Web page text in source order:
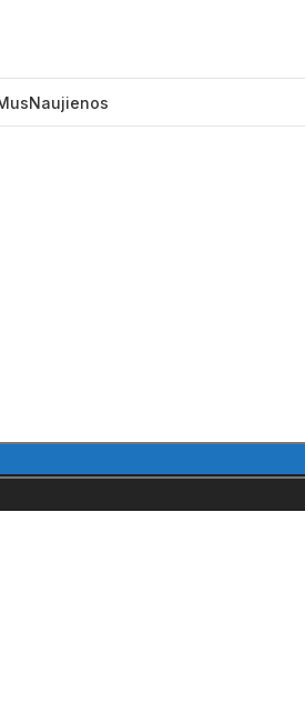
Naujienos